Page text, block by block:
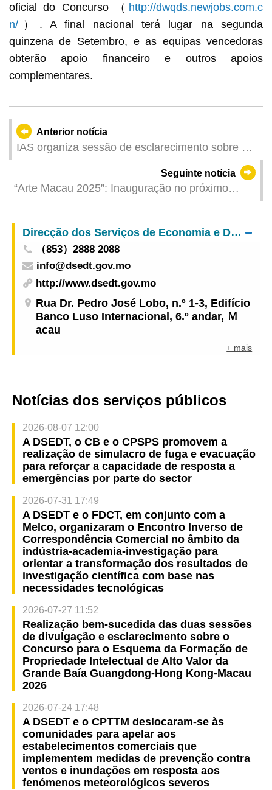
oficial do Concurso （ http://dwqds.newjobs.com.c
n/） . A final nacional terá lugar na segunda
quinzena de Setembro, e as equipas vencedoras
obterão apoio financeiro e outros apoios
complementares.
Anterior notícia
IAS organiza sessão de esclarecimento sobre o
para instituições de serviço socialSeguinte notícia
“Arte Macau 2025”: Inauguração no próximo
extensão sobre alienígenas interiores e filosofia
curatorial
Direcção dos Serviços de Economia e Desenvolvimento Tecnológico
（853）2888 2088
info@dsedt.gov.mo
http://www.dsedt.gov.mo
Rua Dr. Pedro José Lobo, n.º 1-3, Edifício
Banco Luso Internacional, 6.º andar, Ｍ
acau
+ mais
Notícias dos serviços públicos
2026-08-07 12:00
A DSEDT, o CB e o CPSPS promovem a
realização de simulacro de fuga e evacuação
para reforçar a capacidade de resposta a
emergências por parte do sector
2026-07-31 17:49
A DSEDT e o FDCT, em conjunto com a
Melco, organizaram o Encontro Inverso de
Correspondência Comercial no âmbito da
indústria-academia-investigação para
orientar a transformação dos resultados de
investigação científica com base nas
necessidades tecnológicas
2026-07-27 11:52
Realização bem-sucedida das duas sessões
de divulgação e esclarecimento sobre o
Concurso para o Esquema da Formação de
Propriedade Intelectual de Alto Valor da
Grande Baía Guangdong-Hong Kong-Macau
2026
2026-07-24 17:48
A DSEDT e o CPTTM deslocaram-se às
comunidades para apelar aos
estabelecimentos comerciais que
implementem medidas de prevenção contra
ventos e inundações em resposta aos
fenómenos meteorológicos severos